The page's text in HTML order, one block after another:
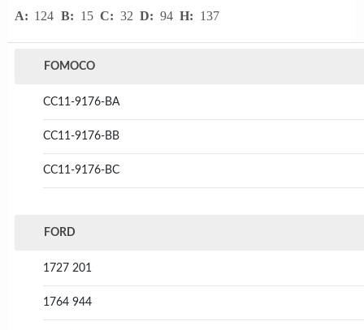
A: 124 B: 15 C: 32 D: 94 H: 137
FOMOCO
CC11-9176-BA
CC11-9176-BB
CC11-9176-BC
FORD
1727 201
1764 944